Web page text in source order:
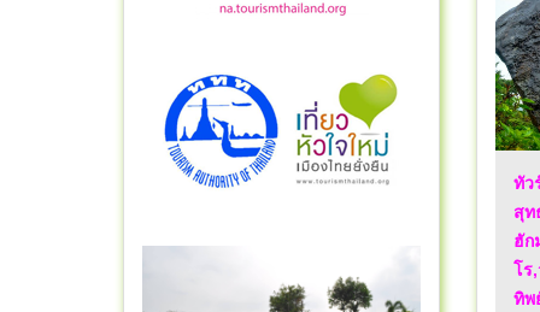
ทัว
สุท
ฮัก
โร
ทิพ